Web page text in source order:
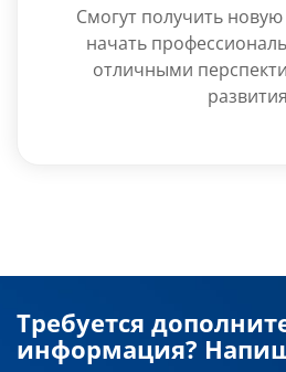
Смогут получить
начать
отличными
развития
Требуется
информация?